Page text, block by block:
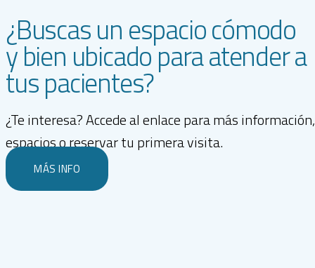
¿Buscas un espacio cómodo
y bien ubicado para atender a
tus pacientes?
¿Te interesa? Accede al enlace para más
espacios o reservar tu primera visita.
MÁS INFO